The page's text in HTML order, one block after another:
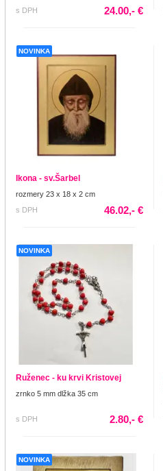
s DPH
24.00,- €
NOVINKA
Ikona - sv.Šarbel
rozmery 23 x 18 x 2 cm
s DPH
46.02,- €
NOVINKA
Ruženec - ku krvi Kristovej
zrnko 5 mm dlžka 35 cm
s DPH 2.80,- €
NOVINKA